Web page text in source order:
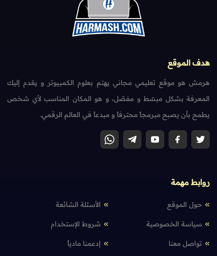
هدف الموقع
هرمش هو موقع تعليمي مجاني يهتم بعلوم الكمبيوتر و يقدم إليك
المعرفة بشكل مبسّط و مفصّل، و هو المكان المناسب لأي شخص
يطمح بأن يصبح مبرمجاً محترفاً و مبدعاً في العالم الرقمي.
روابط مهمة
حول الموقع الأسئلة الشائعة
سياسة الخصوصية شروط الإستخدام
تواصل معنا إدعمنا مادياً